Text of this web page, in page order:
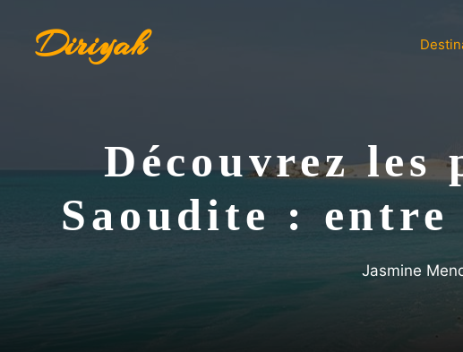
contenuDiriyah
Découvrez les
Saoudite : entre
Jasmine